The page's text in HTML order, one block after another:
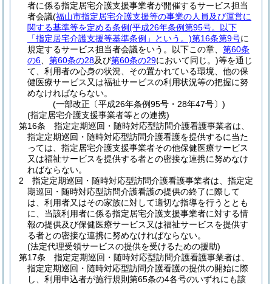
者に係る指定居宅介護支援事業者が開催するサービス担当
者会議(福山市指定居宅介護支援等の事業の人員及び運営に
関する基準等を定める条例(平成26年条例第95号。以下
「指定居宅介護支援等基準条例」という。)第16条第9号に
規定するサービス担当者会議をいう。以下この章、 第60条
の6
第60条の28及び第60条の29において同じ。)等を通じ
て、利用者の心身の状況、その置かれている環境、他の保
健医療サービス又は福祉サービスの利用状況等の把握に努
めなければならない。
(一部改正〔平成26年条例95号・28年47号〕)
(指定居宅介護支援事業者等との連携)
第16条
指定定期巡回・随時対応型訪問介護看護事業者は、
指定定期巡回・随時対応型訪問介護看護を提供するに当た
っては、指定居宅介護支援事業者その他保健医療サービス
又は福祉サービスを提供する者との密接な連携に努めなけ
ればならない。
2
指定定期巡回・随時対応型訪問介護看護事業者は、指定定
期巡回・随時対応型訪問介護看護の提供の終了に際して
は、利用者又はその家族に対して適切な指導を行うととも
に、当該利用者に係る指定居宅介護支援事業者に対する情
報の提供及び保健医療サービス又は福祉サービスを提供す
る者との密接な連携に努めなければならない。
(法定代理受領サービスの提供を受けるための援助)
第17条
指定定期巡回・随時対応型訪問介護看護事業者は、
指定定期巡回・随時対応型訪問介護看護の提供の開始に際
し、利用申込者が施行規則第65条の4各号のいずれにも該